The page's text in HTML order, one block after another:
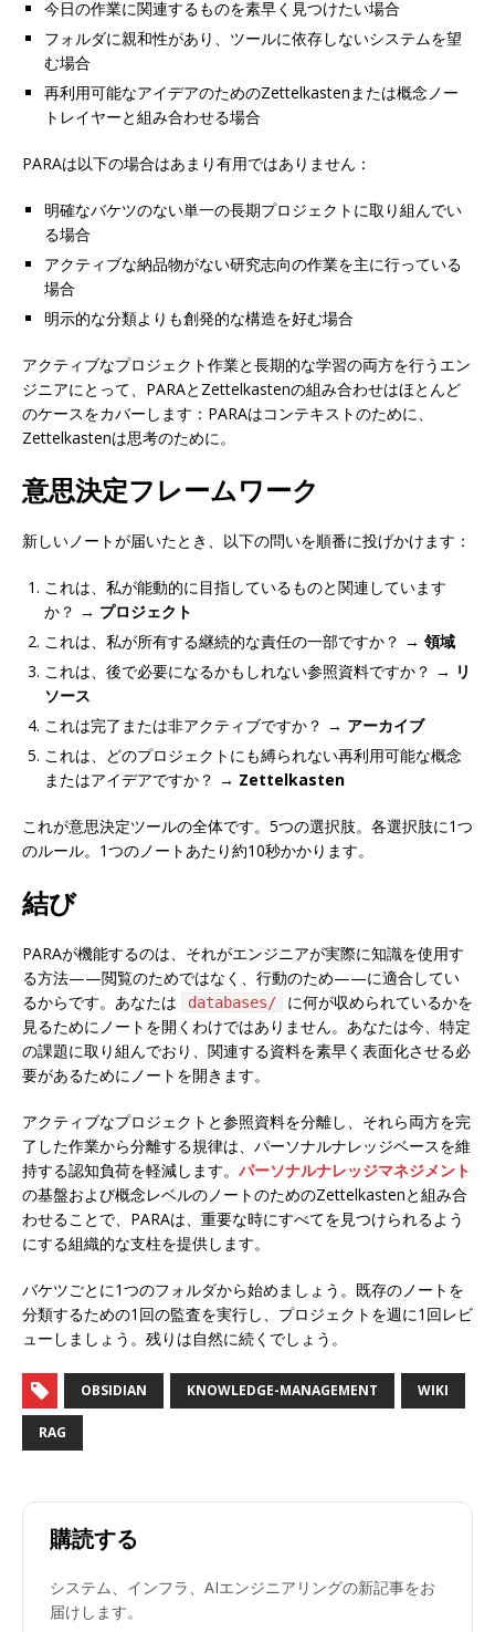
今日の作業に関連するものを素早く見つけたい場合
フォルダに親和性があり、ツールに依存しないシステムを望
む場合
再利用可能なアイデアのためのZettelkastenまたは概念ノー
トレイヤーと組み合わせる場合
PARAは以下の場合はあまり有用ではありません：
明確なバケツのない単一の長期プロジェクトに取り組んでい
る場合
アクティブな納品物がない研究志向の作業を主に行っている
場合
明示的な分類よりも創発的な構造を好む場合
アクティブなプロジェクト作業と長期的な学習の両方を行うエン
ジニアにとって、PARAとZettelkastenの組み合わせはほとんど
のケースをカバーします：PARAはコンテキストのために、
Zettelkastenは思考のために。
意思決定フレームワーク
新しいノートが届いたとき、以下の問いを順番に投げかけます：
これは、私が能動的に目指しているものと関連しています
か？ → プロジェクト
これは、私が所有する継続的な責任の一部ですか？ → 領域
これは、後で必要になるかもしれない参照資料ですか？ → リ
ソース
これは完了または非アクティブですか？ → アーカイブ
これは、どのプロジェクトにも縛られない再利用可能な概念
またはアイデアですか？ → Zettelkasten
これが意思決定ツールの全体です。5つの選択肢。各選択肢に1つ
のルール。1つのノートあたり約10秒かかります。
結び
PARAが機能するのは、それがエンジニアが実際に知識を使用す
る方法——閲覧のためではなく、行動のため——に適合してい
るからです。あなたは
databases/
に何が収められているかを
見るためにノートを開くわけではありません。あなたは今、特定
の課題に取り組んでおり、関連する資料を素早く表面化させる必
要があるためにノートを開きます。
アクティブなプロジェクトと参照資料を分離し、それら両方を完
了した作業から分離する規律は、パーソナルナレッジベースを維
持する認知負荷を軽減します。 パーソナルナレッジマネジメント
の基盤および概念レベルのノートのためのZettelkastenと組み合
わせることで、PARAは、重要な時にすべてを見つけられるよう
にする組織的な支柱を提供します。
バケツごとに1つのフォルダから始めましょう。既存のノートを
分類するための1回の監査を実行し、プロジェクトを週に1回レビ
ューしましょう。残りは自然に続くでしょう。
OBSIDIAN KNOWLEDGE-MANAGEMENT WIKI
RAG
購読する
システム、インフラ、AIエンジニアリングの新記事をお
届けします。